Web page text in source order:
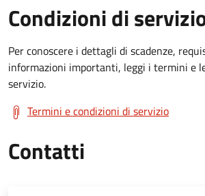
Condizioni di
Per conoscere i dettagli di scadenze,
informazioni importanti, leggi i termini e
servizio.
Termini e condizioni di servizio
Contatti